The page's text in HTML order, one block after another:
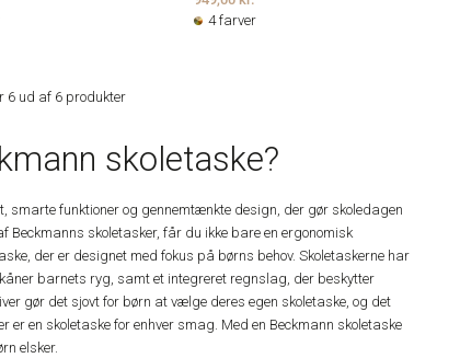
4 farver
6 ud af 6 produkter
skoletaske?
smarte funktioner og gennemtænkte design, der gør skoledagen
skoletasker, får du ikke bare en ergonomisk
der er designet med fokus på børns behov. Skoletaskerne har
barnets ryg, samt et integreret regnslag, der beskytter
gør det sjovt for børn at vælge deres egen skoletaske, og det
en skoletaske for enhver smag. Med en Beckmann skoletaske
elsker.